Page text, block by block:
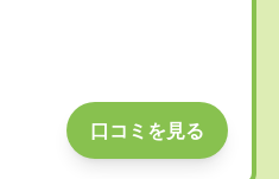
口コミを見る